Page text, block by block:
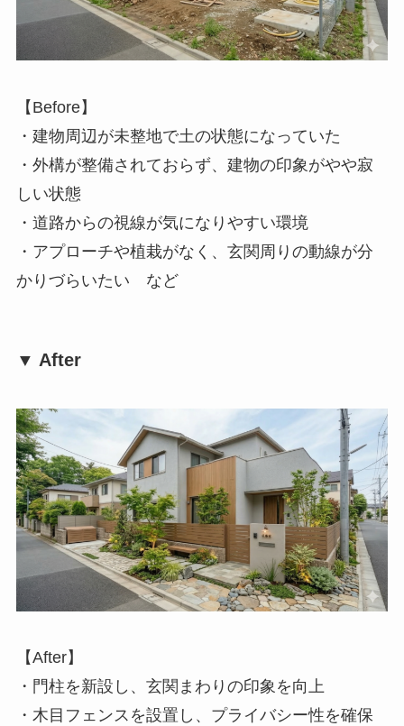
【Before】
・建物周辺が未整地で土の状態になっていた
・外構が整備されておらず、建物の印象がやや寂
しい状態
・道路からの視線が気になりやすい環境
・アプローチや植栽がなく、玄関周りの動線が分
かりづらいたい など
▼ After
【After】
・門柱を新設し、玄関まわりの印象を向上
・木目フェンスを設置し、プライバシー性を確保